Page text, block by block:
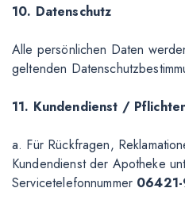
10. Datenschutz
Alle persönlichen Daten
geltenden
11. Kundendienst /
a. Für Rückfragen,
Kundendienst der Apotheke
Servicetelefonnummer